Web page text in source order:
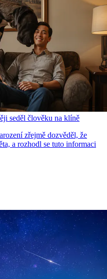
seděl člověku na klíně
zřejmě dozvěděl, že
a rozhodl se tuto informaci